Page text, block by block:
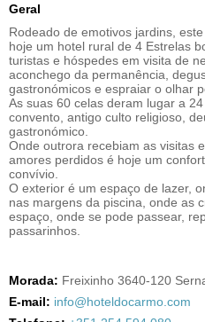
Geral
Rodeado de emotivos jardins,
hoje um hotel rural de 4 Estrelas
turistas e hóspedes em visita de
aconchego da permanência,
gastronómicos e espraiar o olhar
As suas 60 celas deram lugar a
convento, antigo culto religioso,
gastronómico.
Onde outrora recebiam as visitas
amores perdidos é hoje um
convívio.
O exterior é um espaço de lazer,
nas margens da piscina, onde as
espaço, onde se pode passear,
passarinhos.
Morada: Freixinho 3640-120
E-mail: info@hoteldocarmo.com